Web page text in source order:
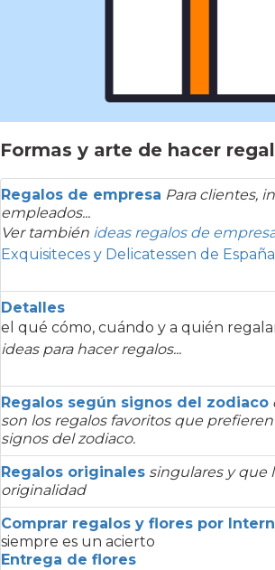
Formas y arte de hacer
Regalos de empresa Para clientes,
empleados...
Ver también ideas regalos de
Exquisiteces y Delicatessen de España
Detalles
el qué cómo, cuándo y a quién
ideas para hacer regalos...
Regalos según signos del zodiaco
son los regalos favoritos que
signos del zodiaco.
Regalos originales singulares y que
originalidad
Comprar regalos y flores por
siempre es un acierto
Entrega de flores